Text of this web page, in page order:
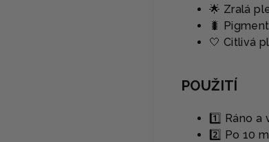
🌟 Zralá
🐛
🤍 Citlivá
POUŽITÍ
1️⃣ Ráno
2️⃣ Po 10